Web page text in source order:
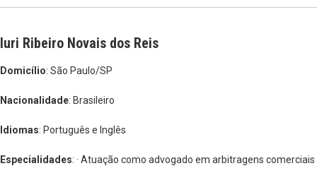
Iuri Ribeiro Novais dos Reis
Domicílio: São Paulo/SP
Nacionalidade: Brasileiro
Idiomas: Português e Inglês
Especialidades: · Atuação como advogado em arbitragens comerciais